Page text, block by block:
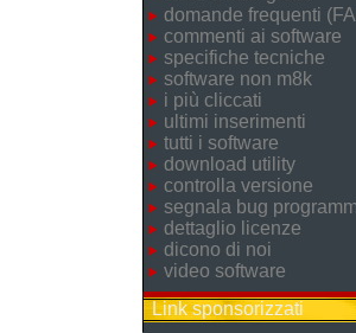
domande frequenti
commenti ai software
specifiche tecniche
software non m8k
i più cliccati
ultimi inserimenti
tutti i software
download utility
controlla versione
segnala bug
dettaglio licenze
dicono di noi
video software
Link sponsorizzati